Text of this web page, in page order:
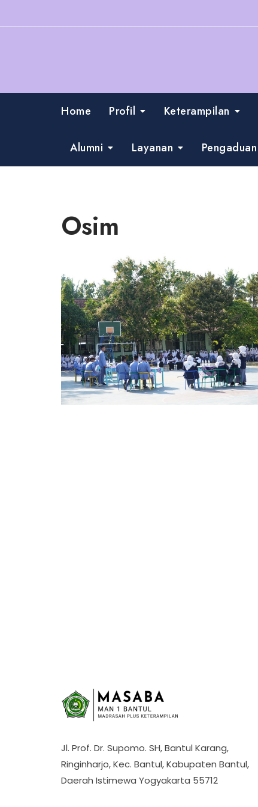
Home Profil Keterampilan
Alumni Layanan Pengaduan
Osim
Jl. Prof. Dr. Supomo. SH, Bantul Karang,
Ringinharjo, Kec. Bantul, Kabupaten Bantul,
Daerah Istimewa Yogyakarta 55712